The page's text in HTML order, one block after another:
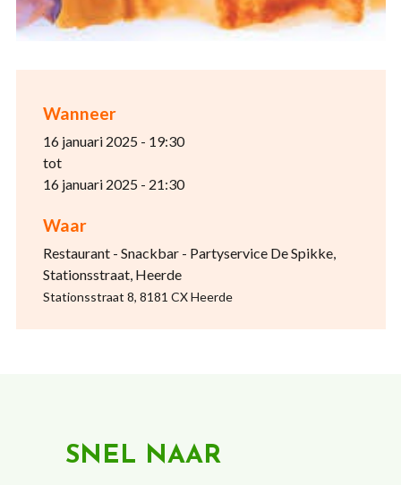
Wanneer
16 januari 2025 - 19:30
tot
16 januari 2025 - 21:30
Waar
Restaurant - Snackbar - Partyservice De Spikke,
Stationsstraat, Heerde
Stationsstraat 8, 8181 CX Heerde
SNEL NAAR